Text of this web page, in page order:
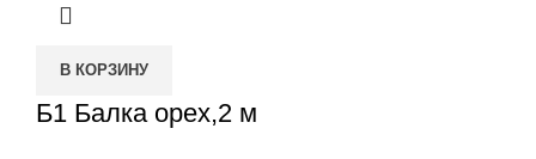
В КОРЗИНУ
Б1 Балка орех,2 м